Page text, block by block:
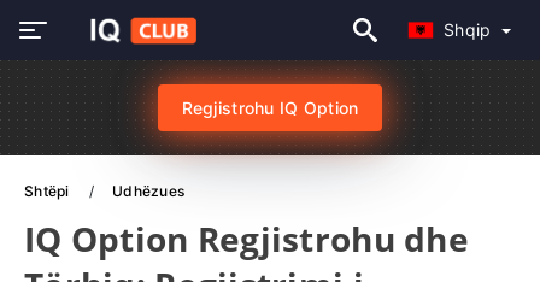
Shqip
Regjistrohu IQ Option
Shtëpi Udhëzues
IQ Option Regjistrohu dhe